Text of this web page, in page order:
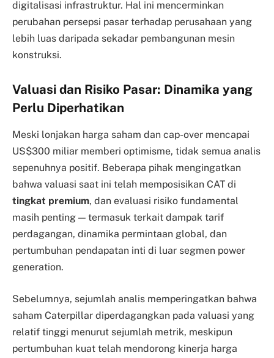
digitalisasi infrastruktur. Hal ini mencerminkan
perubahan persepsi pasar terhadap perusahaan yang
lebih luas daripada sekadar pembangunan mesin
konstruksi.
Valuasi dan Risiko Pasar: Dinamika yang
Perlu Diperhatikan
Meski lonjakan harga saham dan cap-over mencapai
US$300 miliar memberi optimisme, tidak semua analis
sepenuhnya positif. Beberapa pihak mengingatkan
bahwa valuasi saat ini telah memposisikan CAT di
tingkat premium, dan evaluasi risiko fundamental
masih penting — termasuk terkait dampak tarif
perdagangan, dinamika permintaan global, dan
pertumbuhan pendapatan inti di luar segmen power
generation.
Sebelumnya, sejumlah analis memperingatkan bahwa
saham Caterpillar diperdagangkan pada valuasi yang
relatif tinggi menurut sejumlah metrik, meskipun
pertumbuhan kuat telah mendorong kinerja harga